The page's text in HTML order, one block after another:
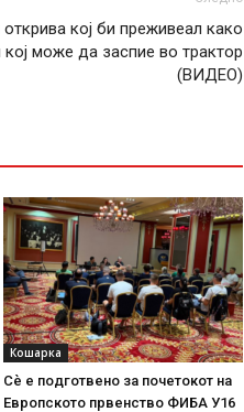
кој би преживеал како
кој може да заспие во трактор
(ВИДЕО)
Кошарка
Сѐ е подготвено за почетокот на
Европското првенство ФИБА У16